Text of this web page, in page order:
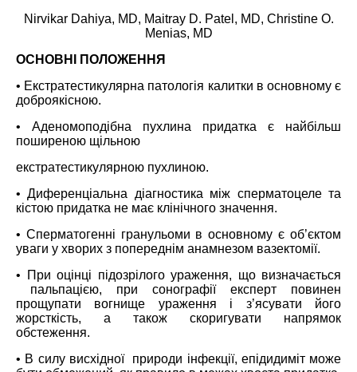
Nirvikar Dahiya, MD, Maitray D. Patel, MD, Christine O.
Menias, MD
ОСНОВНІ ПОЛОЖЕННЯ
• Екстратестикулярна патологія калитки в основному є
доброякісною.
• Аденомоподібна пухлина придатка є найбільш
поширеною щільною
екстратестикулярною пухлиною.
• Диференціальна діагностика між сперматоцеле та
кістою придатка не має клінічного значення.
• Сперматогенні гранульоми в основному є об’єктом
уваги у хворих з попереднім анамнезом вазектомії.
• При оцінці підозрілого ураження, що визначається
пальпацією, при сонографії експерт повинен
прощупати вогнище ураження і з’ясувати його
жорсткість, а також скоригувати напрямок
обстеження.
• В силу висхідної природи інфекції, епідидиміт може